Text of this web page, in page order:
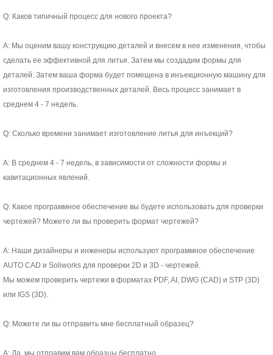
Q: Каков типичный процесс для нового проекта?
A: Мы оценим вашу конструкцию деталей и внесем в нее изменения, чтобы
сделать ее эффективной для литья. Затем мы создадим формы для
деталей. Затем ваша форма будет помещена в инъекционную машину для
изготовления производственных деталей. Весь процесс занимает в
среднем 4 - 7 недель.
Q: Сколько времени занимает изготовление литья для инъекций?
А: В среднем 4 - 7 недель, в зависимости от сложности формы и
кавитационных явлений.
Q: Какое программное обеспечение вы будете использовать для проверки
чертежей? Можете ли вы проверить формат чертежей?
A: Наши дизайнеры и инженеры используют программное обеспечение
AUTO CAD и Soliworks для проверки 2D и 3D - чертежей.
Мы можем проверить чертежи в форматах PDF, AI, DWG (CAD) и STP (3D)
или IGS (3D).
Q: Можете ли вы отправить мне бесплатный образец?
А: Да, мы отправим вам образцы бесплатно.